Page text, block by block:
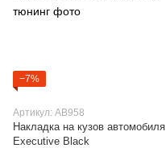
−7%
Артикул: AB958
Накладка на кузов автомобиля
Executive Black